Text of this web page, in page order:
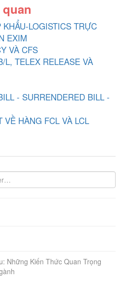
LOGISTICS TRỰC
EXIM
VÀ CFS
L, TELEX RELEASE VÀ
- SURRENDERED BILL -
HÀNG FCL VÀ LCL
Những Kiến Thức Quan Trọng